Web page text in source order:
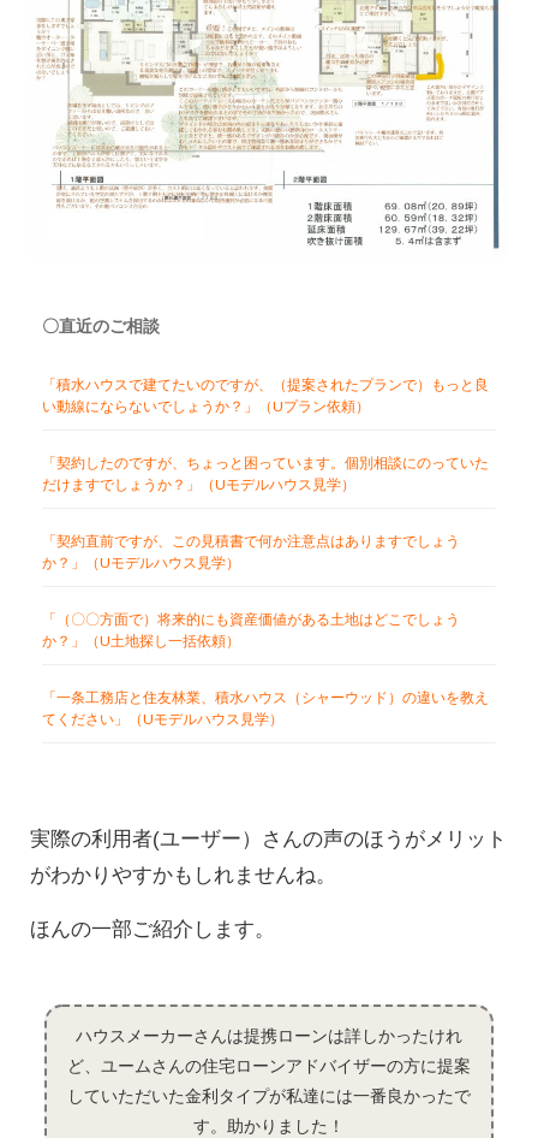
〇直近のご相談
「積水ハウスで建てたいのですが、（提案されたプランで）もっと良
い動線にならないでしょうか？」（Uプラン依頼）
「契約したのですが、ちょっと困っています。個別相談にのっていた
だけますでしょうか？」（Uモデルハウス見学）
「契約直前ですが、この見積書で何か注意点はありますでしょう
か？」（Uモデルハウス見学）
「（〇〇方面で）将来的にも資産価値がある土地はどこでしょう
か？」（U土地探し一括依頼）
「一条工務店と住友林業、積水ハウス（シャーウッド）の違いを教え
てください」（Uモデルハウス見学）
実際の利用者(ユーザー）さんの声のほうがメリット
がわかりやすかもしれませんね。
ほんの一部ご紹介します。
ハウスメーカーさんは提携ローンは詳しかったけれ
ど、ユームさんの住宅ローンアドバイザーの方に提案
していただいた金利タイプが私達には一番良かったで
す。助かりました！